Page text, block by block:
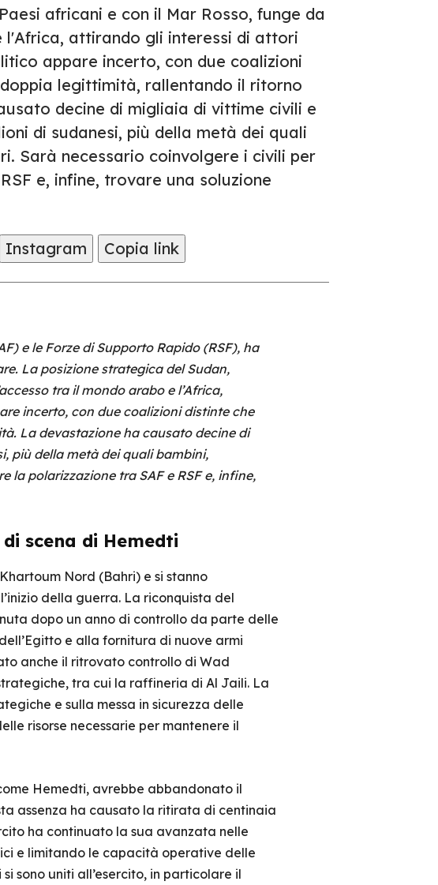
africani e con il Mar Rosso, funge da
attirando gli interessi di attori
appare incerto, con due coalizioni
legittimità, rallentando il ritorno
decine di migliaia di vittime civili e
di sudanesi, più della metà dei quali
Sarà necessario coinvolgere i civili per
e, infine, trovare una soluzione
Instagram Copia link
e le Forze di Supporto Rapido (RSF), ha
La posizione strategica del Sudan,
tra il mondo arabo e l’Africa,
incerto, con due coalizioni distinte che
La devastazione ha causato decine di
più della metà dei quali bambini,
la polarizzazione tra SAF e RSF e, infine,
scena di Hemedti
Nord (Bahri) e si stanno
della guerra. La riconquista del
dopo un anno di controllo da parte delle
e alla fornitura di nuove armi
anche il ritrovato controllo di Wad
tra cui la raffineria di Al Jaili. La
e sulla messa in sicurezza delle
risorse necessarie per mantenere il
Hemedti, avrebbe abbandonato il
assenza ha causato la ritirata di centinaia
ha continuato la sua avanzata nelle
e limitando le capacità operative delle
sono uniti all’esercito, in particolare il